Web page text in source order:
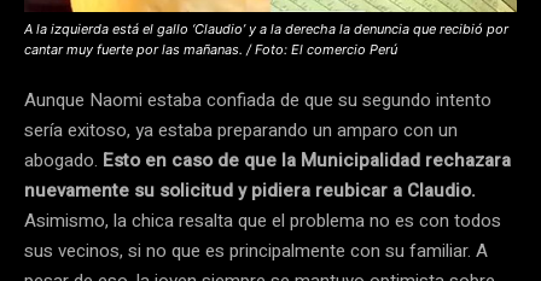
A la izquierda está el gallo ‘Claudio’ y a la derecha la denuncia que recibió por
cantar muy fuerte por las mañanas. / Foto: El comercio Perú
Aunque Naomi estaba confiada de que su segundo intento
sería exitoso, ya estaba preparando un amparo con un
abogado. Esto en caso de que la Municipalidad rechazara
nuevamente su solicitud y pidiera reubicar a Claudio.
Asimismo, la chica resalta que el problema no es con todos
sus vecinos, si no que es principalmente con su familiar. A